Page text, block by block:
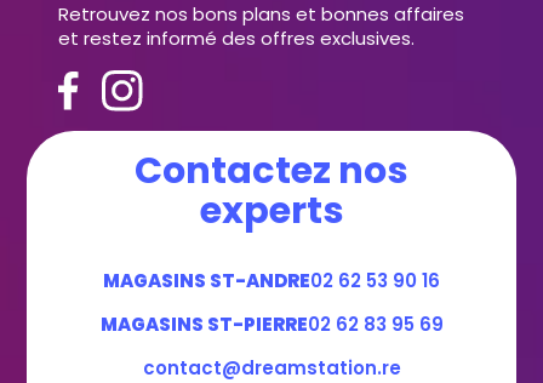
Retrouvez nos bons plans et bonnes affaires
et restez informé des offres exclusives.
Contactez nos
experts
MAGASINS ST-ANDRE02 62 53 90 16
MAGASINS ST-PIERRE02 62 83 95 69
contact@dreamstation.re